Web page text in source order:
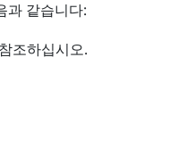
과 같습니다:
조하십시오.